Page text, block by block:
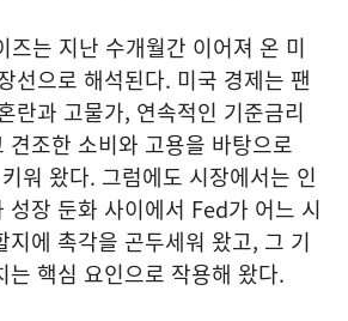
즈는 지난 수개월간 이어져 온 미
선으로 해석된다. 미국 경제는 팬
란과 고물가, 연속적인 기준금리
견조한 소비와 고용을 바탕으로
워 왔다. 그럼에도 시장에서는 인
성장 둔화 사이에서 Fed가 어느 시
지에 촉각을 곤두세워 왔고, 그 기
는 핵심 요인으로 작용해 왔다.